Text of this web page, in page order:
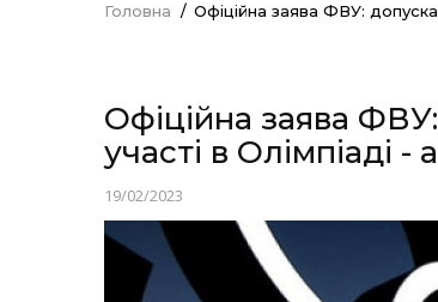
Рядок
Головна / Офіційна заява ФВУ:
Офіційна заява
участі в Олімпіаді
19/02/2023